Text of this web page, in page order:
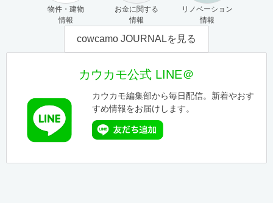
物件・建物
情報
お金に関する
情報
リノベーション
情報
cowcamo JOURNALを見る
カウカモ公式 LINE＠
カウカモ編集部から毎日配信。新着やおす
すめ情報をお届けします。